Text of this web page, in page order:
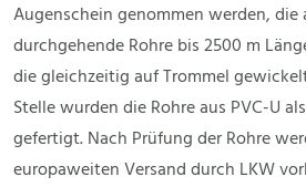
Augenschein genommen werden, die
durchgehende Rohre bis 2500 m
die gleichzeitig auf Trommel
Stelle wurden die Rohre aus PVC-U
gefertigt. Nach Prüfung der Rohre
europaweiten Versand durch LKW